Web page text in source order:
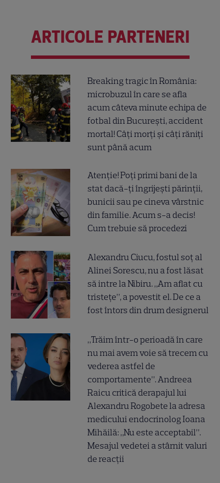
ARTICOLE PARTENERI
Breaking tragic în România:
microbuzul în care se afla
acum câteva minute echipa de
fotbal din București, accident
mortal! Câți morți și câți răniți
sunt până acum
Atenție! Poți primi bani de la
stat dacă-ți îngrijești părinții,
bunicii sau pe cineva vârstnic
din familie. Acum s-a decis!
Cum trebuie să procedezi
Alexandru Ciucu, fostul soț al
Alinei Sorescu, nu a fost lăsat
să intre la Nibiru. „Am aflat cu
tristețe”, a povestit el. De ce a
fost întors din drum designerul
„Trăim într-o perioadă în care
nu mai avem voie să trecem cu
vederea astfel de
comportamente”. Andreea
Raicu critică derapajul lui
Alexandru Rogobete la adresa
medicului endocrinolog Ioana
Mihăilă: „Nu este acceptabil”.
Mesajul vedetei a stârnit valuri
de reacții